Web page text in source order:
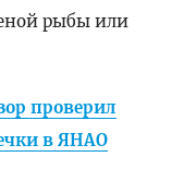
рыбы или
проверил
в ЯНАО